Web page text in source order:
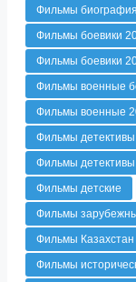
Фильмы биография
Фильмы боевики
Фильмы боевики
Фильмы военные
Фильмы военные
Фильмы детективы
Фильмы
Фильмы детские
Фильмы
Фильмы Казахстан
Фильмы